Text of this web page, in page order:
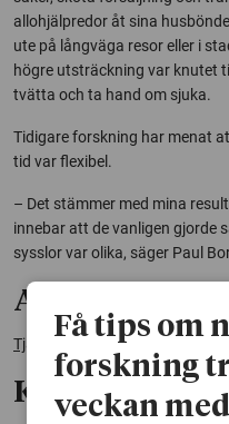
allohjälpredor åt sina
ute på långväga resor eller i
högre utsträckning var knutet
tvätta och ta hand om sjuka.
Tidigare forskning har menat
tid var flexibel.
– Det stämmer med mina
innebar att de vanligen gjorde
sysslor var olika, säger Paul
Avhandling:
Tjänstefolk: vardagsliv i
Kontakt:
Få tips om
forskning
veckan